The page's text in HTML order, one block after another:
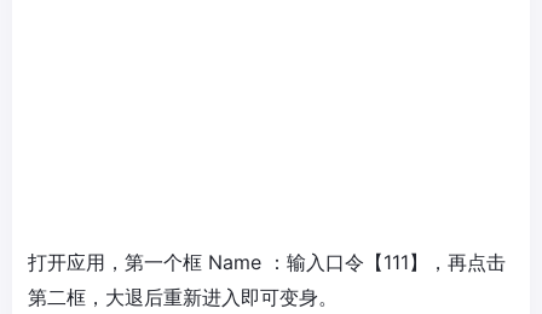
打开应用，第一个框 Name ：输入口令【111】，再点击
第二框，大退后重新进入即可变身。